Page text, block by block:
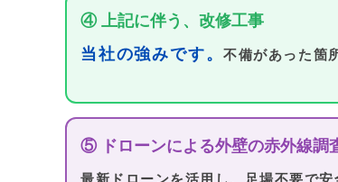
④ 上記に伴う、改修工事
当社の強みです。不備があった箇
⑤ ドローンによる外壁の赤外線調